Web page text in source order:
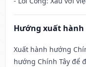
Hướng xuất hành
Xuất hành hướng
hướng Chính Tây để